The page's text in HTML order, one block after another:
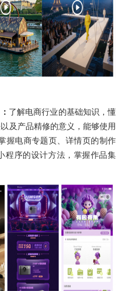
了解电商行业的基础知识，懂
及产品精修的意义，能够使用
握电商专题页、详情页的制作
程序的设计方法，掌握作品集